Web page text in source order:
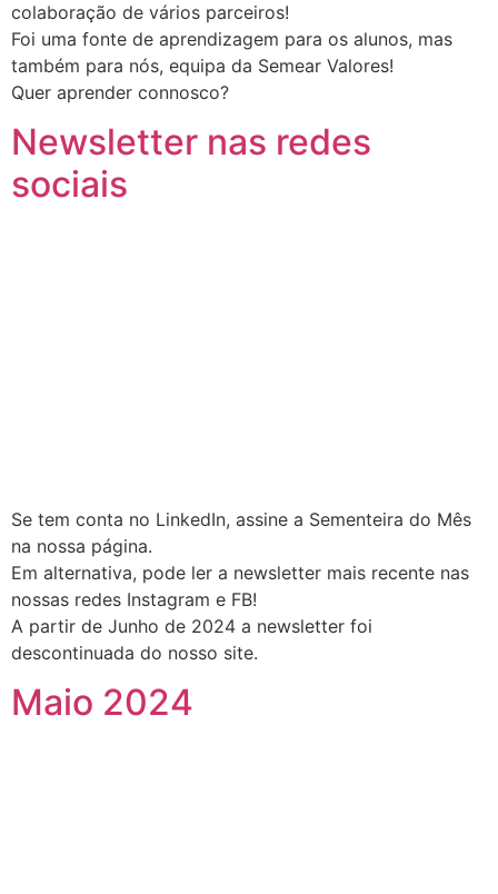
colaboração de vários parceiros!
Foi uma fonte de aprendizagem para os alunos, mas
também para nós, equipa da Semear Valores!
Quer aprender connosco?
Newsletter nas redes
sociais
Se tem conta no LinkedIn, assine a Sementeira do Mês
na nossa página.
Em alternativa, pode ler a newsletter mais recente nas
nossas redes Instagram e FB!
A partir de Junho de 2024 a newsletter foi
descontinuada do nosso site.
Maio 2024